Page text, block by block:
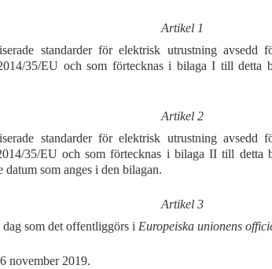
Artikel 1
standarder för elektrisk utrustning avsedd
35/EU och som förtecknas i bilaga I till detta
Artikel 2
standarder för elektrisk utrustning avsedd
35/EU och som förtecknas i bilaga II till detta
som anges i den bilagan.
Artikel 3
som det offentliggörs i Europeiska unionens
november 2019.